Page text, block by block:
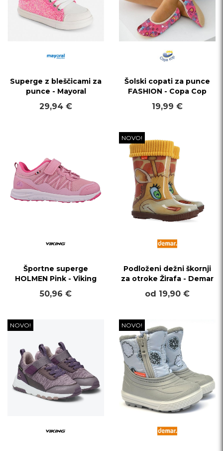
Superge z bleščicami za
punce - Mayoral
29,94 €
Šolski copati za punce
FASHION - Copa Cop
19,99 €
Športne superge
HOLMEN Pink - Viking
50,96 €
NOVO!
Podloženi dežni škornji
za otroke Žirafa - Demar
od 19,90 €
NOVO! NOVO!